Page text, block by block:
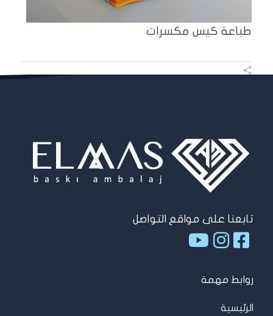
طباعة كيس مكسرات
تابعنا على مواقع التواصل
روابط مهمة
الرئيسية